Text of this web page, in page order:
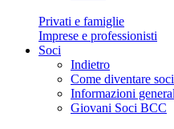
Privati e famiglie
Imprese e professionisti
Soci
Indietro
Come diventare
Informazioni
Giovani Soci BCC